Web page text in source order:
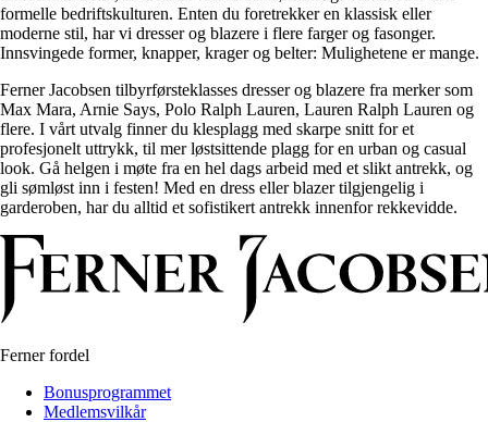
formelle bedriftskulturen. Enten du foretrekker en klassisk eller
moderne stil, har vi dresser og blazere i flere farger og fasonger.
Innsvingede former, knapper, krager og belter: Mulighetene er mange.
Ferner Jacobsen tilbyrførsteklasses dresser og blazere fra merker som
Max Mara, Arnie Says, Polo Ralph Lauren, Lauren Ralph Lauren og
flere. I vårt utvalg finner du klesplagg med skarpe snitt for et
profesjonelt uttrykk, til mer løstsittende plagg for en urban og casual
look. Gå helgen i møte fra en hel dags arbeid med et slikt antrekk, og
gli sømløst inn i festen! Med en dress eller blazer tilgjengelig i
garderoben, har du alltid et sofistikert antrekk innenfor rekkevidde.
Ferner fordel
Bonusprogrammet
Medlemsvilkår